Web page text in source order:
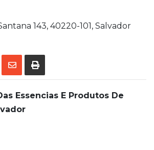
143, 40220-101, Salvador
Essencias E Produtos De